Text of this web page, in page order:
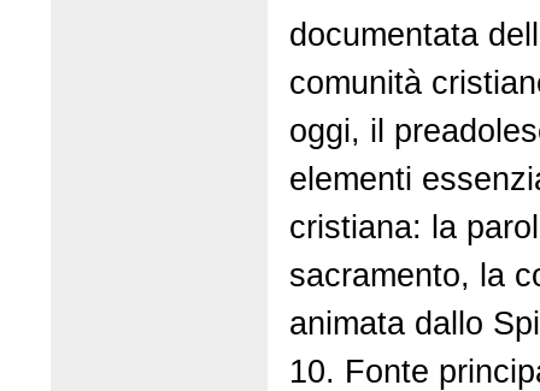
documentata
comunità
oggi, il
elementi
cristiana: la
sacramento, la
animata dallo
10. Fonte